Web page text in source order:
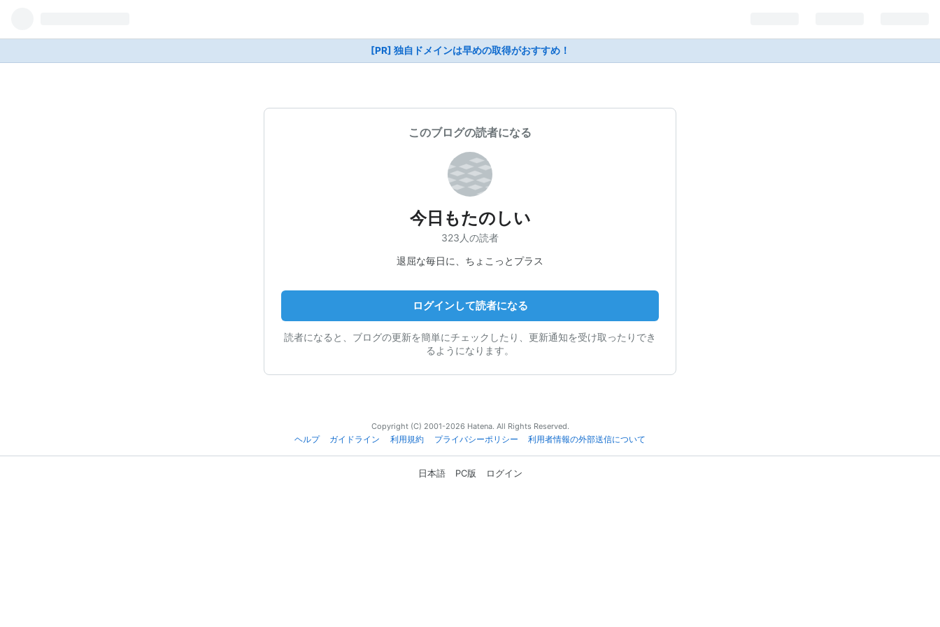
[PR] 独自ドメインは早めの取得がおすすめ！
このブログの読者になる
今日もたのしい
323人の読者
退屈な毎日に、ちょこっとプラス
ログインして読者になる
読者になると、ブログの更新を簡単にチェックしたり、更新通知を受け取ったりでき
るようになります。
Copyright (C) 2001-2026 Hatena. All Rights Reserved.
ヘルプ
ガイドライン 利用規約 プライバシーポリシー 利用者情報の外部送信について
日本語 PC版 ログイン